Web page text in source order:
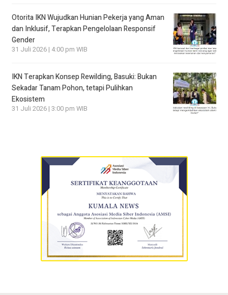
Otorita IKN Wujudkan Hunian Pekerja yang Aman
dan Inklusif, Terapkan Pengelolaan Responsif
Gender
31 Juli 2026 | 4:00 pm WIB
IKN Terapkan Konsep Rewilding, Basuki: Bukan
Sekadar Tanam Pohon, tetapi Pulihkan
Ekosistem
31 Juli 2026 | 3:00 pm WIB